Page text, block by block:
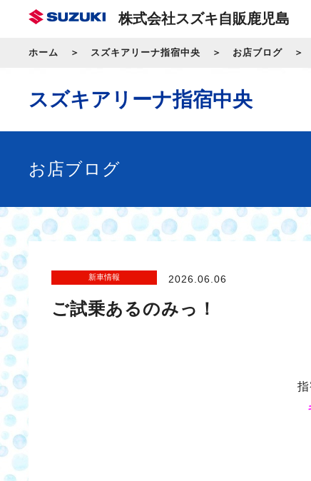
株式会社スズキ自販鹿児島
ホーム スズキアリーナ指宿中央 お店ブログ
スズキアリーナ指宿中央
お店ブログ
新車情報 2026.06.06
ご試乗あるのみっ！